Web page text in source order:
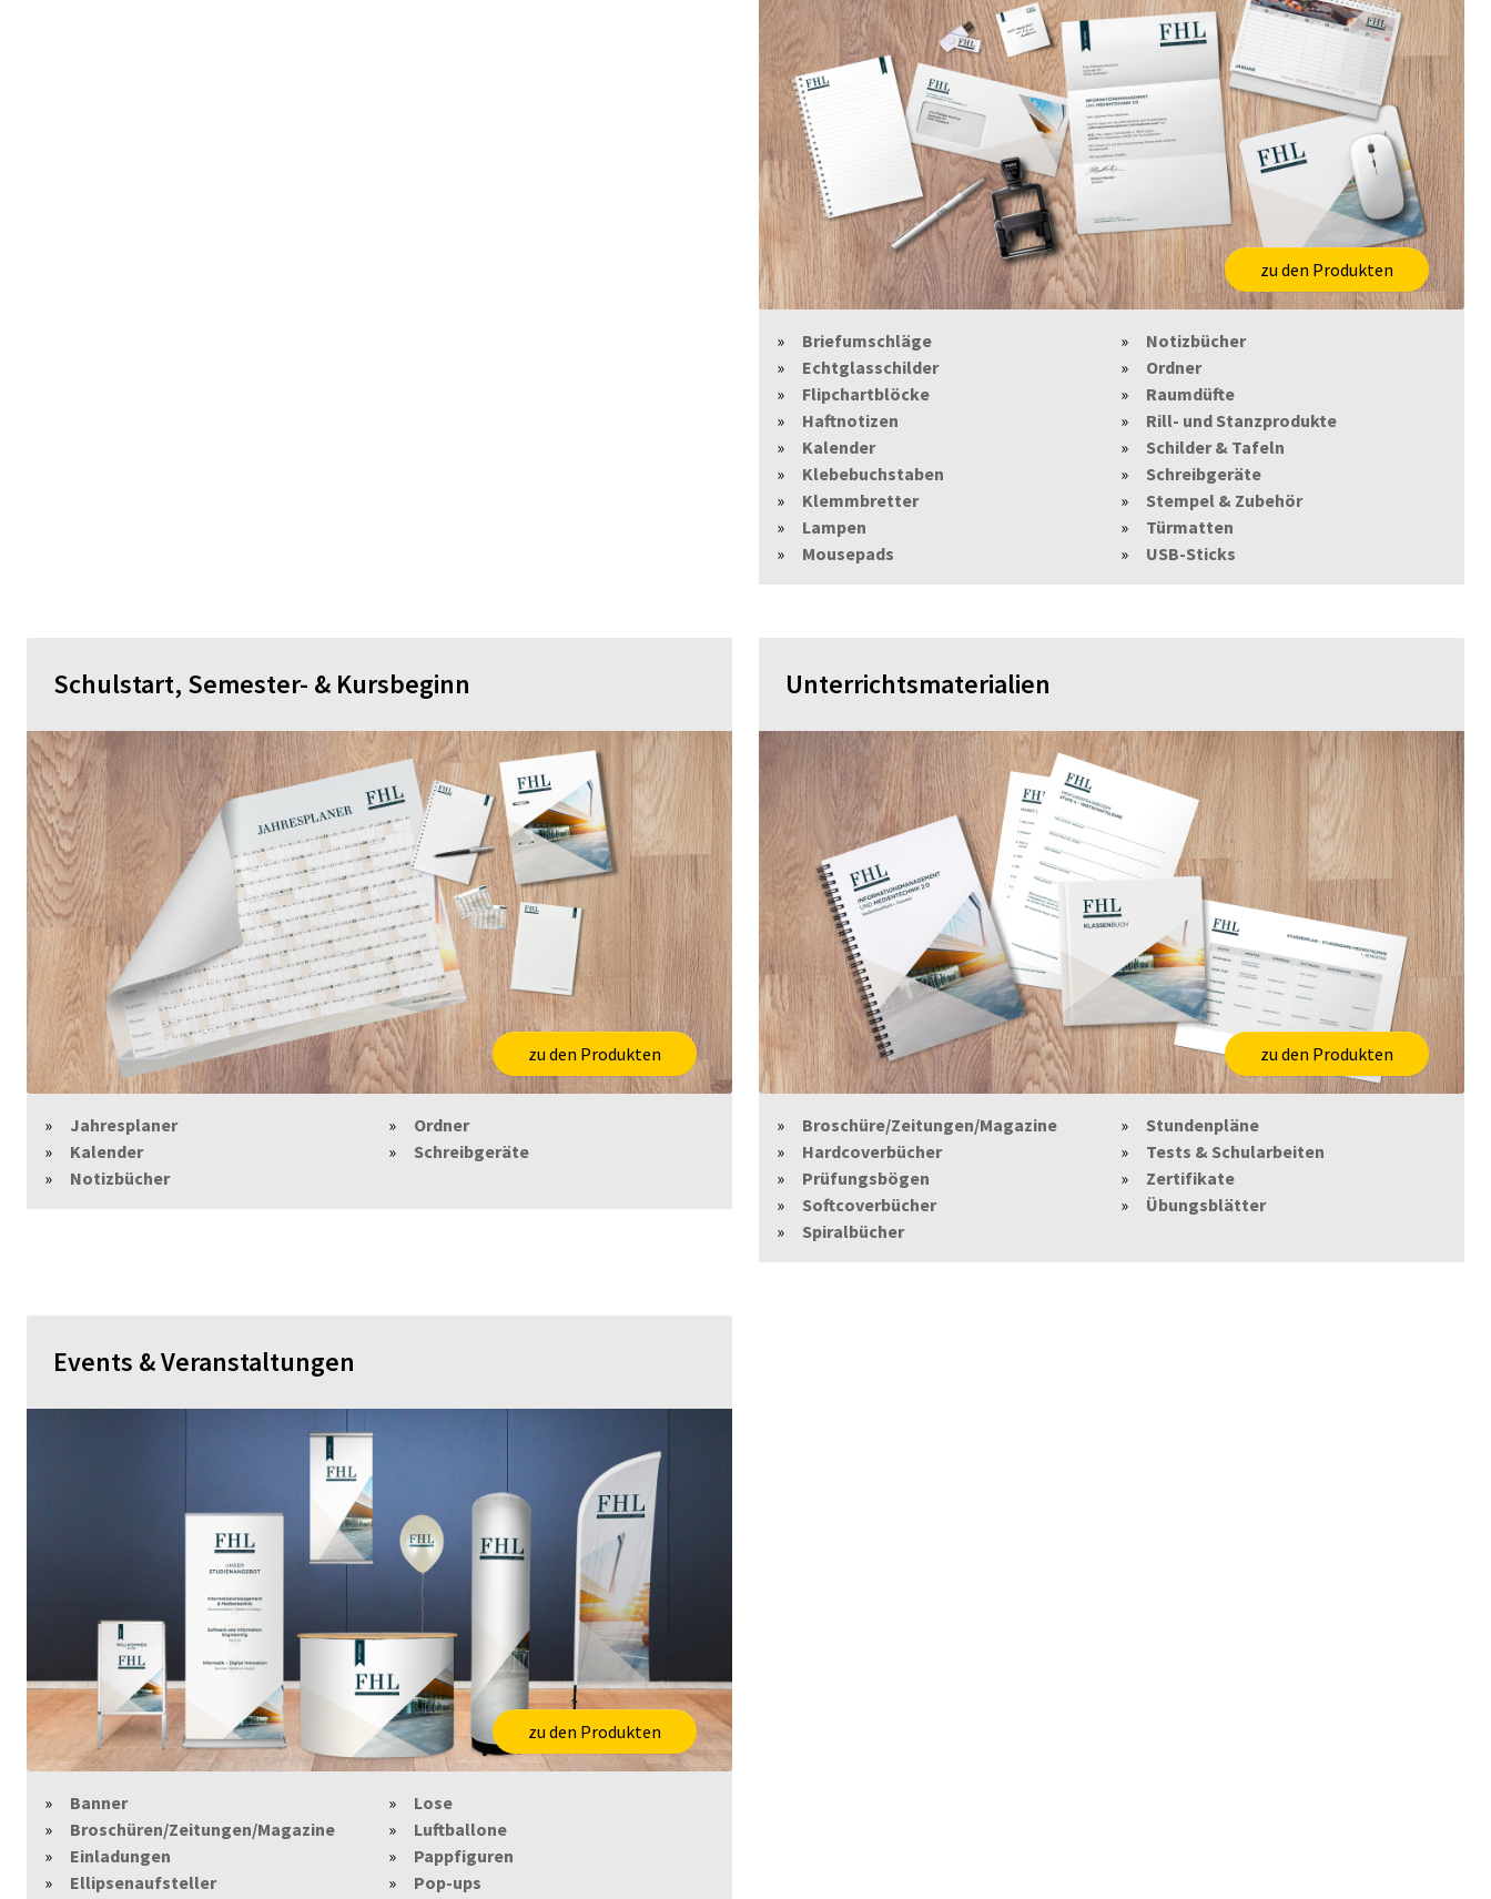
zu den Produkten
Briefumschläge
Echtglasschilder
Flipchartblöcke
Haftnotizen
Kalender
Klebebuchstaben
Klemmbretter
Lampen
Mousepads
Notizbücher
Ordner
Raumdüfte
Rill- und Stanzprodukte
Schilder & Tafeln
Schreibgeräte
Stempel & Zubehör
Türmatten
USB-Sticks
Schulstart, Semester- & Kursbeginn
zu den Produkten
Jahresplaner
Kalender
Notizbücher
Ordner
Schreibgeräte
Unterrichtsmaterialien
zu den Produkten
Broschüre/Zeitungen/Magazine
Hardcoverbücher
Prüfungsbögen
Softcoverbücher
Spiralbücher
Stundenpläne
Tests & Schularbeiten
Zertifikate
Übungsblätter
Events & Veranstaltungen
zu den Produkten
Banner
Broschüren/Zeitungen/Magazine
Einladungen
Ellipsenaufsteller
Lose
Luftballone
Pappfiguren
Pop-ups